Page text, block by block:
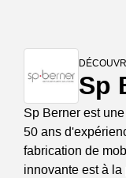
Sp
Sp Berner est
50 ans
fabrication de
innovante est à